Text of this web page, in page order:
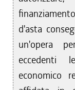
d'asta
un'opera
eccedenti
economico